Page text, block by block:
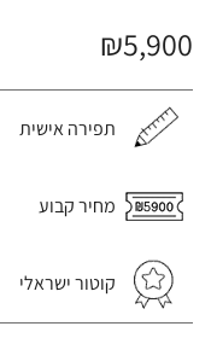
₪5,900
תפירה אישית
מחיר קבוע
קוטור ישראלי